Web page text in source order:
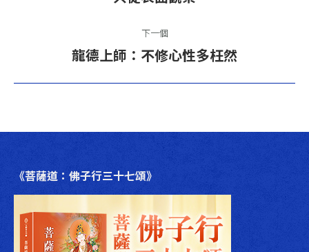
文
章：
下一個
下
章：
龍德上師：不修心性多枉然
《菩薩道：佛子行三十七頌》